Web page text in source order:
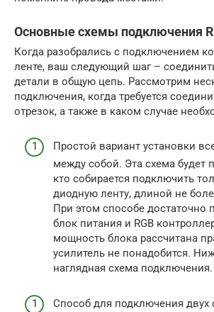
Основные схемы подключения
Когда разобрались с подключением
ленте, ваш следующий шаг –
детали в общую цепь. Рассмотрим
подключения, когда требуется
отрезок, а также в каком случае
Простой вариант установки
между собой. Эта схема будет
кто собирается подключить
диодную ленту, длиной не
При этом способе достаточно
блок питания и RGB
мощность блока рассчитана
усилитель не понадобится.
наглядная схема подключения.
Способ для подключения двух